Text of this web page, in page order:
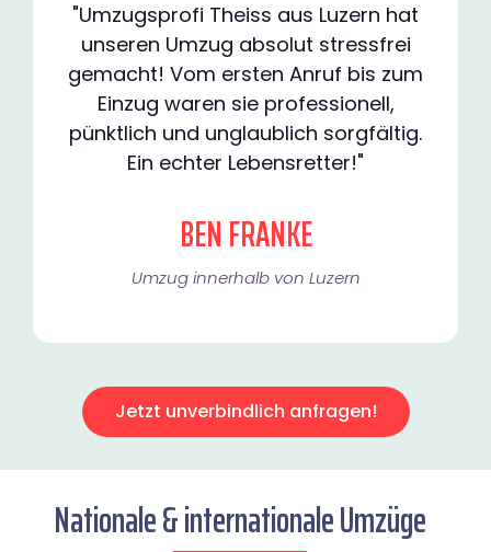
"Umzugsprofi Theiss aus Luzern hat
unseren Umzug absolut stressfrei
gemacht! Vom ersten Anruf bis zum
Einzug waren sie professionell,
pünktlich und unglaublich sorgfältig.
Ein echter Lebensretter!"
BEN FRANKE
Umzug innerhalb von Luzern​
Jetzt unverbindlich anfragen!
Nationale & internationale Umzüge